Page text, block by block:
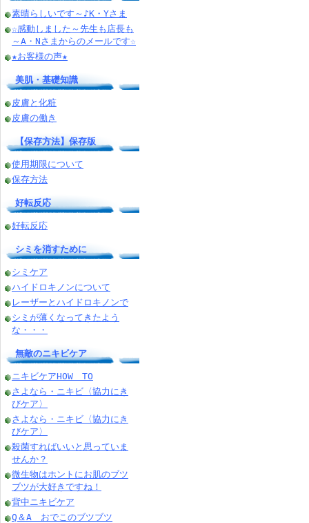
素晴らしいです～♪K・Yさま
☆感動しました～先生も店長も
～A・Nさまからのメールです☆
★お客様の声★
美肌・基礎知識
皮膚と化粧
皮膚の働き
【保存方法】保存版
使用期限について
保存方法
好転反応
好転反応
シミを消すために
シミケア
ハイドロキノンについて
レーザーとハイドロキノンで
シミが薄くなってきたよう
な・・・
無敵のニキビケア
ニキビケアHOW TO
さよなら・ニキビ〈協力にき
びケア〉
さよなら・ニキビ〈協力にき
びケア〉
殺菌すればいいと思っていま
せんか？
微生物はホントにお肌のブツ
ブツが大好きですね！
背中ニキビケア
Q＆A おでこのブツブツ